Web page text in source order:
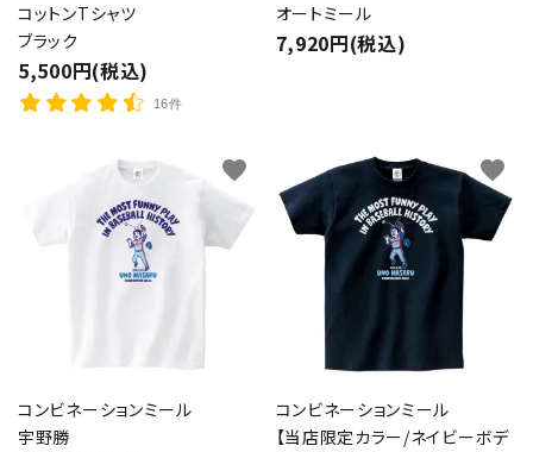
コットンTシャツ
ブラック
5,500円(税込)
16件
オートミール
7,920円(税込)
コンビネーションミール
宇野勝
favorite
コンビネーションミール
【当店限定カラー/ネイビーボデ
favorite